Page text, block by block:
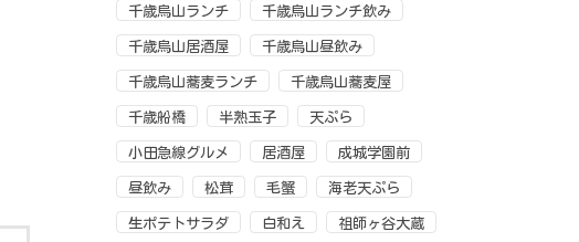
千歳烏山ランチ 千歳烏山ランチ飲み
千歳烏山居酒屋 千歳烏山昼飲み
千歳烏山蕎麦ランチ 千歳烏山蕎麦屋
千歳船橋 半熟玉子 天ぷら
小田急線グルメ 居酒屋 成城学園前
昼飲み 松茸 毛蟹 海老天ぷら
生ポテトサラダ 白和え 祖師ヶ谷大蔵